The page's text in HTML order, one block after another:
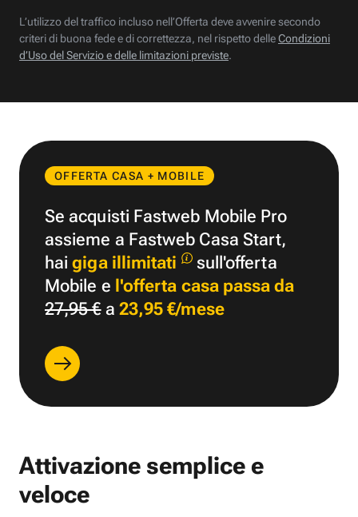
L’utilizzo del traffico incluso nell’Offerta deve avvenire secondo
criteri di buona fede e di correttezza, nel rispetto delleCondizioni
d’Uso del Servizio e delle limitazioni previste.
OFFERTA CASA + MOBILE
Se acquisti Fastweb Mobile Pro
assieme a Fastweb Casa Start,
haigiga illimitati
sull'offerta
Mobile e l'offerta casa passa da
27,95 €a 23,95 €/mese
Attivazione semplice e
veloce